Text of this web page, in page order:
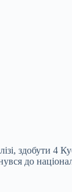
здобути 4
до